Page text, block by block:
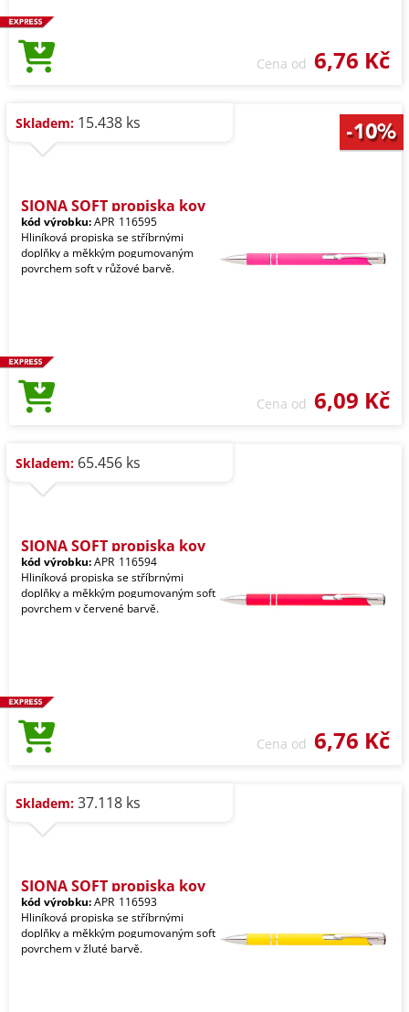
Cena od 6,76 Kč
Skladem: 15.438 ks
SIONA SOFT propiska kov
kód výrobku:APR_116595
Hliníková propiska se stříbrnými
doplňky a měkkým pogumovaným
povrchem soft v růžové barvě.
Cena od 6,09 Kč
Skladem: 65.456 ks
SIONA SOFT propiska kov
kód výrobku:APR_116594
Hliníková propiska se stříbrnými
doplňky a měkkým pogumovaným soft
povrchem v červené barvě.
Cena od 6,76 Kč
Skladem: 37.118 ks
SIONA SOFT propiska kov
kód výrobku:APR_116593
Hliníková propiska se stříbrnými
doplňky a měkkým pogumovaným soft
povrchem v žluté barvě.